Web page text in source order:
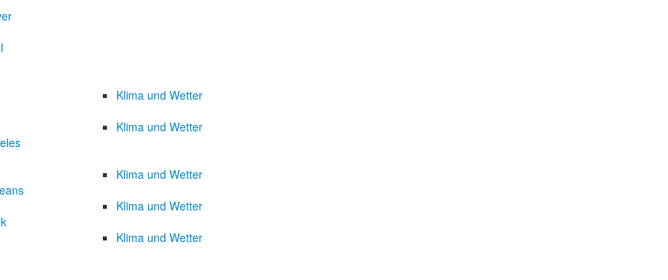
Klima und Wetter
Klima und Wetter
Klima und Wetter
Klima und Wetter
Klima und Wetter